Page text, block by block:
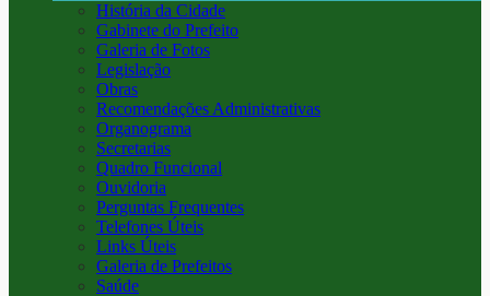
História da Cidade
Gabinete do Prefeito
Galeria de Fotos
Legislação
Obras
Recomendações Administrativas
Organograma
Secretarias
Quadro Funcional
Ouvidoria
Perguntas Frequentes
Telefones Úteis
Links Úteis
Galeria de Prefeitos
Saúde